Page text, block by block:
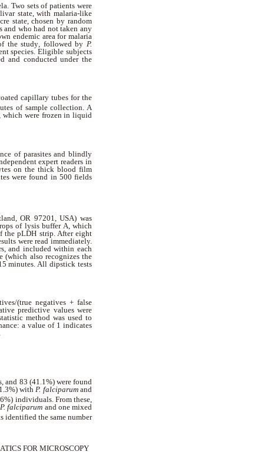
Two sets of patients were
state, with malaria-like
state, chosen by random
and who had not taken any
endemic area for malaria
the study followed by P.
species. Eligible subjects
and conducted under the
capillary tubes for the
of sample collection. A
which were frozen in liquid
of parasites and blindly
expert readers in
on the thick blood film
were found in 500 fields
OR 97201, USA) was
of lysis buffer A, which
the pLDH strip. After eight
were read immediately.
and included within each
(which also recognizes the
minutes. All dipstick tests
(true negatives + false
predictive values were
method was used to
a value of 1 indicates
and 83 (41.1%) were found
with P. falciparumand
individuals. From these,
P. falciparum and one mixed
identified the same number
FOR MICROSCOPY